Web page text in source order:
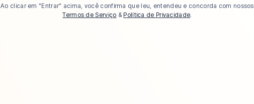
Ao clicar em "Entrar" acima, você confirma que leu, entendeu e concorda com nossos
Termos de Serviço & Política de Privacidade.